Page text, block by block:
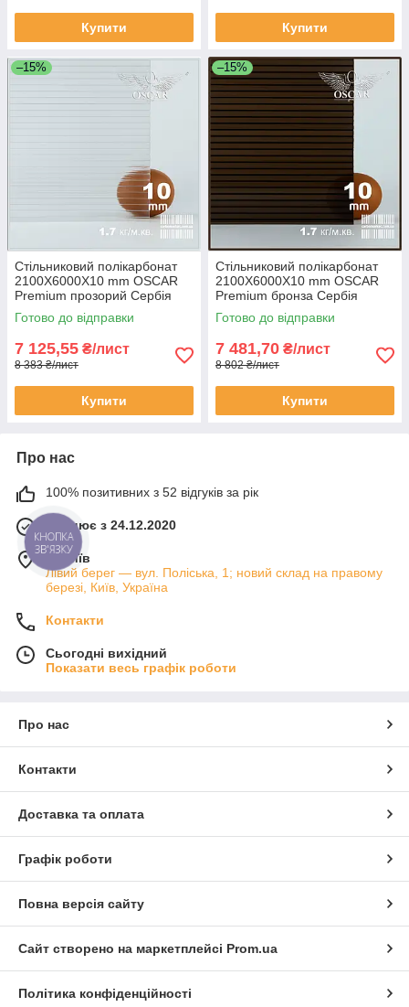
Купити Купити
–15%
Стільниковий полікарбонат
2100Х6000Х10 mm OSCAR
Premium прозорий Сербія
Готово до відправки
7 125,55 ₴/лист
8 383 ₴/лист
Купити
–15%
Стільниковий полікарбонат
2100Х6000Х10 mm OSCAR
Premium бронза Сербія
Готово до відправки
7 481,70 ₴/лист
8 802 ₴/лист
Купити
Про нас
100% позитивних з 52 відгуків за рік
Працює з 24.12.2020
м. Київ
Лівий берег — вул. Поліська, 1; новий склад на правому
березі, Київ, Україна
Контакти
Сьогодні вихідний
Показати весь графік роботи
Про нас
Контакти
Доставка та оплата
Графік роботи
Повна версія сайту
Сайт створено на маркетплейсі Prom.ua
Політика конфіденційності
КНОПКА
ЗВ'ЯЗКУ